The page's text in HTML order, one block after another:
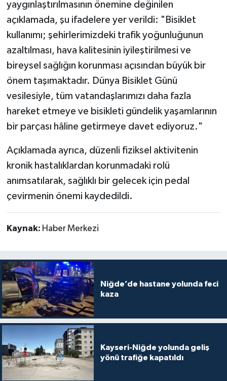
yaygınlaştırılmasının önemine değinilen
açıklamada, şu ifadelere yer verildi: "Bisiklet
kullanımı; şehirlerimizdeki trafik yoğunluğunun
azaltılması, hava kalitesinin iyileştirilmesi ve
bireysel sağlığın korunması açısından büyük bir
önem taşımaktadır. Dünya Bisiklet Günü
vesilesiyle, tüm vatandaşlarımızı daha fazla
hareket etmeye ve bisikleti gündelik yaşamlarının
bir parçası hâline getirmeye davet ediyoruz."
Açıklamada ayrıca, düzenli fiziksel aktivitenin
kronik hastalıklardan korunmadaki rolü
anımsatılarak, sağlıklı bir gelecek için pedal
çevirmenin önemi kaydedildi.
Kaynak: Haber Merkezi
Niğde’de hastane yolunda feci
kaza
Kayseri-Niğde yolunda geliş
yönü trafiğe kapatıldı